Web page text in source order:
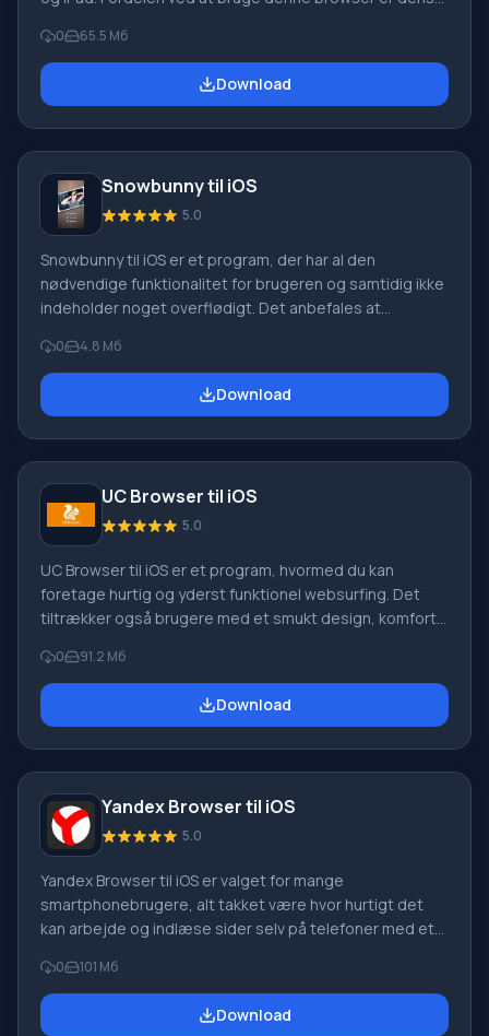
version, hvilket betyder, at du kan se videoer og spille
spil online uden at installere yderligere software 24
timer i døgnet. Browserfordele. Ved at beslutte dig for at
0 65.5 Мб
Download
Snowbunny til iOS
5.0
Snowbunny til iOS er et program, der har al den
nødvendige funktionalitet for brugeren og samtidig ikke
indeholder noget overflødigt. Det anbefales at
browser, der er hurtig, ikke klodset, og vigtigst af alt
nem at bruge, fordi programmet har en meget lille
størrelse, men samtidig viser det kun den vigtigste
0 4.8 Мб
Download
UC Browser til iOS
5.0
UC Browser til iOS er et program, hvormed du kan
foretage hurtig og yderst funktionel websurfing. Det
tiltrækker også brugere med et smukt design, komfort i
på dette websted, og nye muligheder for at bruge din
smartphone og internetsøgning vil åbne sig for dig.
Programmet kan downloade flere websteder og data
0 91.2 Мб
Download
Yandex Browser til iOS
5.0
Yandex Browser til iOS er valget for mange
smartphonebrugere, alt takket være hvor hurtigt det
kan arbejde og indlæse sider selv på telefoner med et
mange nyttige funktioner og ekstra muligheder, der gør
websurfing endnu mere bekvemt for brugerne. Fordele
ved browseren Du bør downloade Yandex Browser til
0 101 Мб
Download